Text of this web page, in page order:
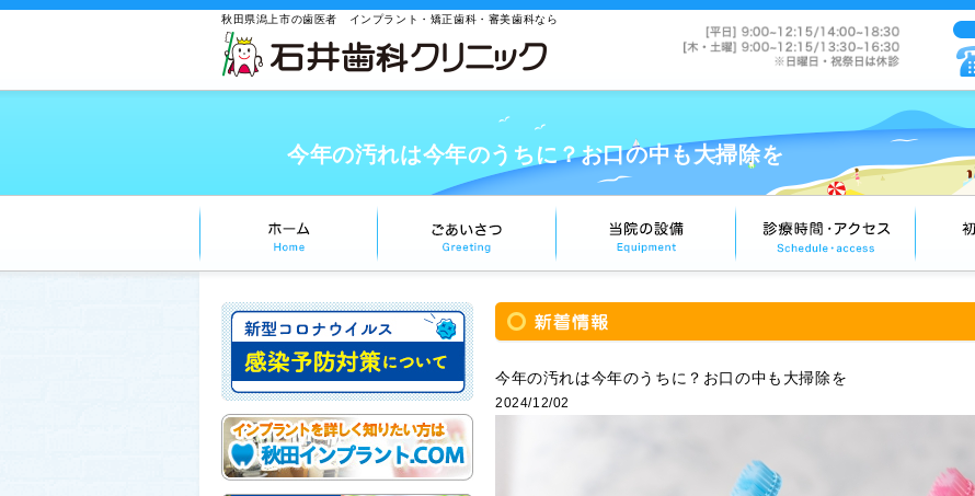
秋田県潟上市の歯医者 インプラント・矯正歯科・審美歯科なら
今年の汚れは今年のうちに？お口の中も大掃除を
今年の汚れは今年のうちに？お口の中も大掃除を
2024/12/02